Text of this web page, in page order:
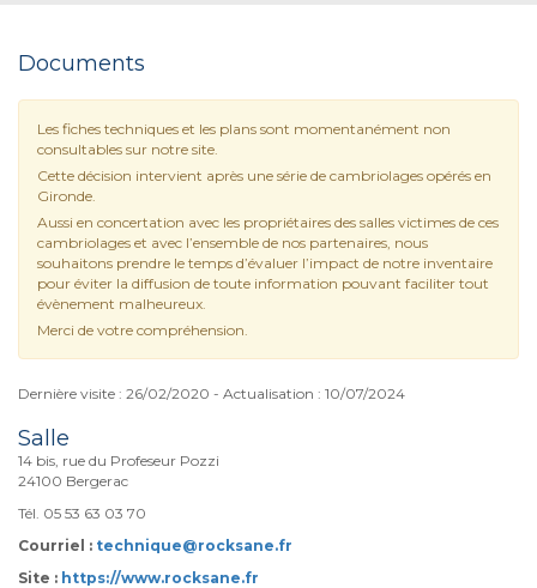
Documents
Les fiches techniques et les plans sont momentanément non
consultables sur notre site.
Cette décision intervient après une série de cambriolages opérés en
Gironde.
Aussi en concertation avec les propriétaires des salles victimes de ces
cambriolages et avec l’ensemble de nos partenaires, nous
souhaitons prendre le temps d’évaluer l’impact de notre inventaire
pour éviter la diffusion de toute information pouvant faciliter tout
évènement malheureux.
Merci de votre compréhension.
Dernière visite : 26/02/2020 - Actualisation : 10/07/2024
Salle
14 bis, rue du Profeseur Pozzi
24100 Bergerac
Tél. 05 53 63 03 70
Courriel : technique@rocksane.fr
Site : https://www.rocksane.fr